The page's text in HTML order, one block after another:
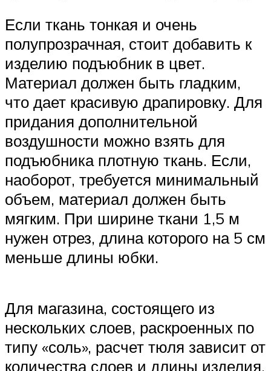
Если ткань тонкая и очень
полупрозрачная, стоит добавить к
изделию подъюбник в цвет.
Материал должен быть гладким,
что дает красивую драпировку. Для
придания дополнительной
воздушности можно взять для
подъюбника плотную ткань. Если,
наоборот, требуется минимальный
объем, материал должен быть
мягким. При ширине ткани 1,5 м
нужен отрез, длина которого на 5 см
меньше длины юбки.
Для магазина, состоящего из
нескольких слоев, раскроенных по
типу «соль», расчет тюля зависит от
количества слоев и длины изделия.